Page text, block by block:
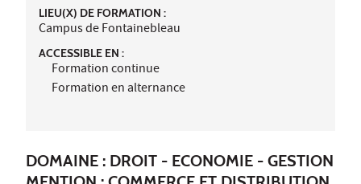
LIEU(X) DE FORMATION :
Campus de Fontainebleau
ACCESSIBLE EN :
Formation continue
Formation en alternance
DOMAINE : DROIT - ECONOMIE - GESTION